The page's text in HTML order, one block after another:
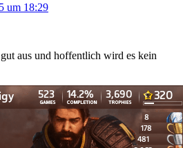
um 18:29
aus und hoffentlich wird es kein